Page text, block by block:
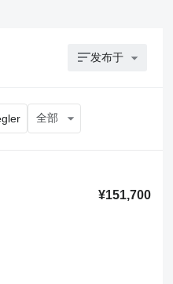
发布于
全部
¥151,700